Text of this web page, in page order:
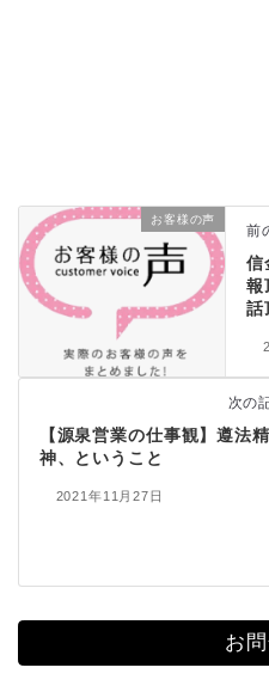
お客様の声
前
信
報
話
次の
【源泉営業の仕事観】遵法精
神、ということ
2021年11月27日
お